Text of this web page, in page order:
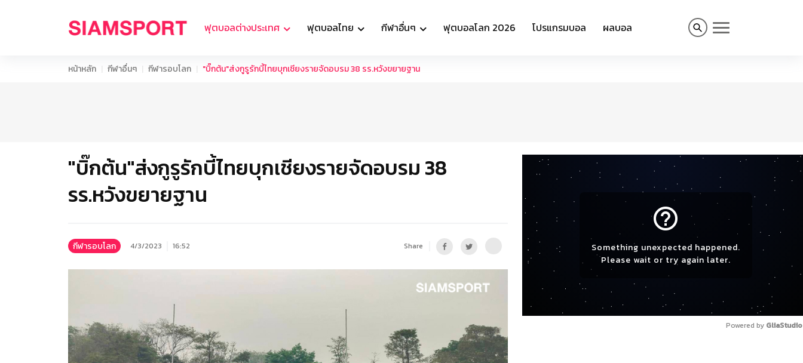
ฟุตบอลต่างประเทศ ฟุตบอลไทย กีฬาอื่นๆ ฟุตบอลโลก 2026 โปรแกรมบอล ผลบอล
หน้าหลัก กีฬาอื่นๆ กีฬารอบโลก "บิ๊กต้น"ส่งกูรูรักบี้ไทยบุกเชียงรายจัดอบรม 38 รร.หวังขยายฐาน
"บิ๊กต้น"ส่งกูรูรักบี้ไทยบุกเชียงรายจัดอบรม 38
รร.หวังขยายฐาน
กีฬารอบโลก 4/3/2023 16:52 Share
help_outline
Something unexpected happened.
Please wait or try again later.
Powered by